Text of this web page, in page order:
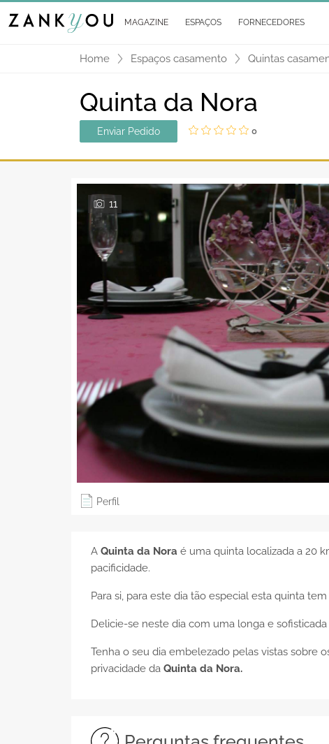
MAGAZINE ESPAÇOS FORNECEDORES
Home Espaços casamento Quintas
Quinta da Nora
Enviar Pedido 0
11
Perfil
A Quinta da Nora é uma quinta localizada a 20
pacificidade.
Para si, para este dia tão especial esta quinta
Delicie-se neste dia com uma longa e
Tenha o seu dia embelezado pelas vistas sobre
privacidade da Quinta da Nora.